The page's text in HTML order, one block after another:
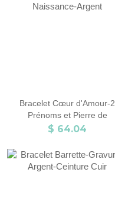
Bracelet Cœur d'Amour-2
Prénoms et Pierre de
Naissance-Argent
$ 64.04